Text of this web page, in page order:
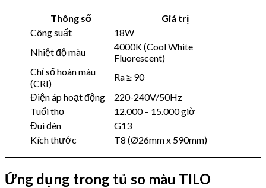
Thông số
Giá trị
Công suất
18W
Nhiệt độ màu
4000K (Cool White
Fluorescent)
Chỉ số hoàn màu
(CRI)
Ra ≥ 90
Điện áp hoạt động
220-240V/50Hz
Tuổi thọ
12.000 – 15.000 giờ
Đui đèn
G13
Kích thước
T8 (Ø26mm x 590mm)
Ứng dụng trong tủ so màu TILO